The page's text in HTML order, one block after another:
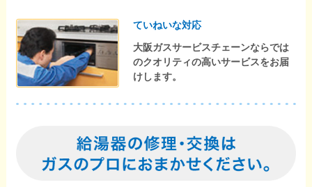
ていねいな対応
大阪ガスサービスチェーンならでは
のクオリティの高いサービスをお届
けします。